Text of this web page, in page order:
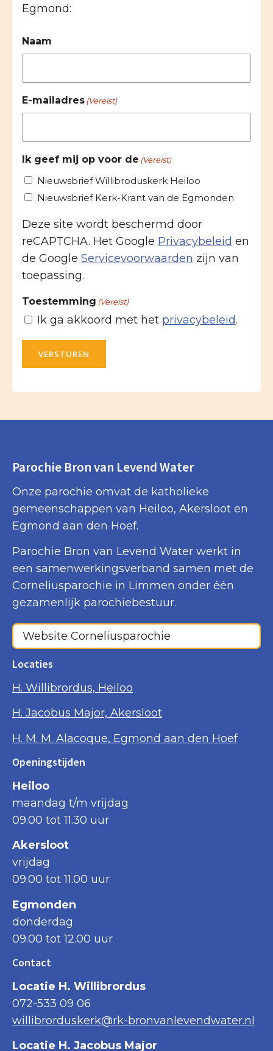
Egmond:
Naam
E-mailadres (Vereist)
Ik geef mij op voor de (Vereist)
Nieuwsbrief Willibroduskerk Heiloo
Nieuwsbrief Kerk-Krant van de Egmonden
Deze site wordt beschermd door
reCAPTCHA. Het Google Privacybeleid en
de Google Servicevoorwaarden zijn van
toepassing.
Toestemming (Vereist)
Ik ga akkoord met het privacybeleid.
VERSTUREN
Parochie Bron van Levend Water
Onze parochie omvat de katholieke
gemeenschappen van Heiloo, Akersloot en
Egmond aan den Hoef.
Parochie Bron van Levend Water werkt in
een samenwerkingsverband samen met de
Corneliusparochie in Limmen onder één
gezamenlijk parochiebestuur.
Website Corneliusparochie
Locaties
H. Willibrordus, Heiloo
H. Jacobus Major, Akersloot
H. M. M. Alacoque, Egmond aan den Hoef
Openingstijden
Heiloo
maandag t/m vrijdag
09.00 tot 11.30 uur
Akersloot
vrijdag
09.00 tot 11.00 uur
Egmonden
donderdag
09.00 tot 12.00 uur
Contact
Locatie H. Willibrordus
072-533 09 06
willibrorduskerk@rk-bronvanlevendwater.nl
Locatie H. Jacobus Major